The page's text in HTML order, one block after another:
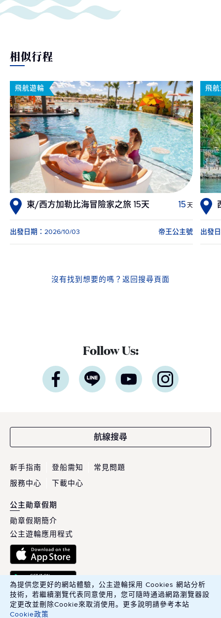
相似行程
飛航遊輪
東/西方加勒比海冒險家之旅 15天 15 天
出發日期：2026/10/03 帝王公主號
飛
出發
沒有找到想要的嗎？ 返回搜尋頁面
Follow Us:
航線搜尋
新手指南 登船需知
常見問題
服務中心
下載中心
公主勛章假期
勛章假期簡介
公主遊輪應用程式
為提供您更好的網站體驗，公主遊輪採用 Cookies 網站分析
技術，若繼續瀏覽代表同意使用，您可隨時通過網路瀏覽器設
定更改並刪除Cookie來取消使用。更多說明請參考本站
Cookie政策